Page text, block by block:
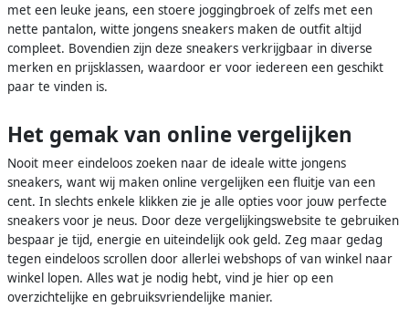
met een leuke jeans, een stoere joggingbroek of zelfs met een
nette pantalon, witte jongens sneakers maken de outfit altijd
compleet. Bovendien zijn deze sneakers verkrijgbaar in diverse
merken en prijsklassen, waardoor er voor iedereen een geschikt
paar te vinden is.
Het gemak van online vergelijken
Nooit meer eindeloos zoeken naar de ideale witte jongens
sneakers, want wij maken online vergelijken een fluitje van een
cent. In slechts enkele klikken zie je alle opties voor jouw perfecte
sneakers voor je neus. Door deze vergelijkingswebsite te gebruiken
bespaar je tijd, energie en uiteindelijk ook geld. Zeg maar gedag
tegen eindeloos scrollen door allerlei webshops of van winkel naar
winkel lopen. Alles wat je nodig hebt, vind je hier op een
overzichtelijke en gebruiksvriendelijke manier.